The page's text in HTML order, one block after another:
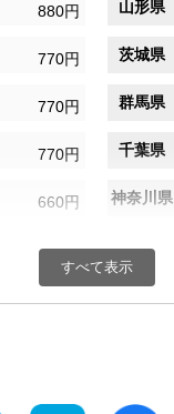
880円 山形県
770円 茨城県
770円 群馬県
770円 千葉県
660円 神奈川県
770円 富山県
すべて表示